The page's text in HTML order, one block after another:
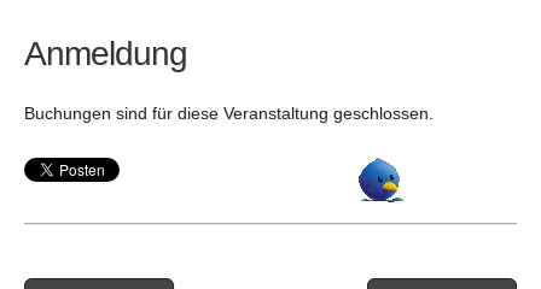
Anmeldung
Buchungen sind für diese Veranstaltung geschlossen.
Post